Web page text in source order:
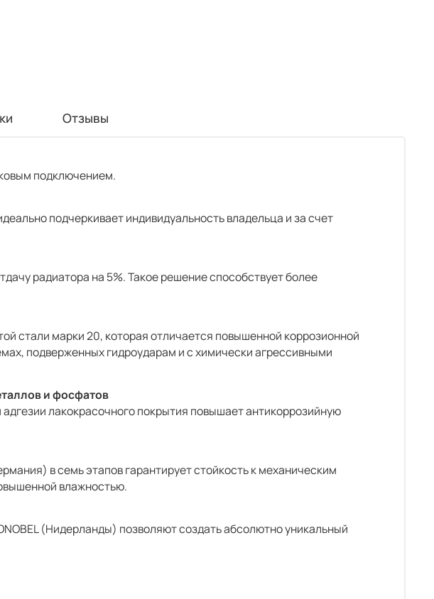
Отзывы
подключением.
подчеркивает индивидуальность владельца и за счет
радиатора на 5%. Такое решение способствует более
стали марки 20, которая отличается повышенной коррозионной
подверженных гидроударам и с химически агрессивными
и фосфатов
лакокрасочного покрытия повышает антикоррозийную
в семь этапов гарантирует стойкость к механическим
влажностью.
(Нидерланды) позволяют создать абсолютно уникальный